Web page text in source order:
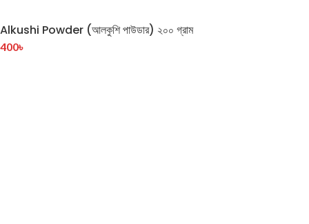
Alkushi Powder (আলকুশি পাউডার) ২০০ গ্রাম
400৳